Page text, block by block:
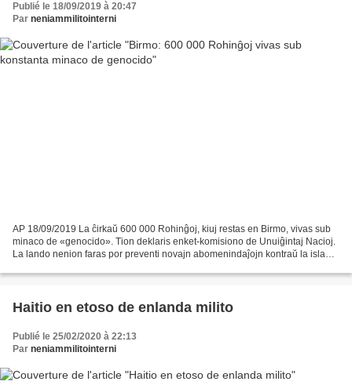
Publié le 18/09/2019 à 20:47
Par neniammilitointerni
AP 18/09/2019 La ĉirkaŭ 600 000 Rohinĝoj, kiuj restas en Birmo, vivas sub
minaco de «genocido». Tion deklaris enket-komisiono de Unuiĝintaj Nacioj.
La lando nenion faras por preventi novajn abomenindaĵojn kontraŭ la islama
Haitio en etoso de enlanda milito
Publié le 25/02/2020 à 22:13
Par neniammilitointerni